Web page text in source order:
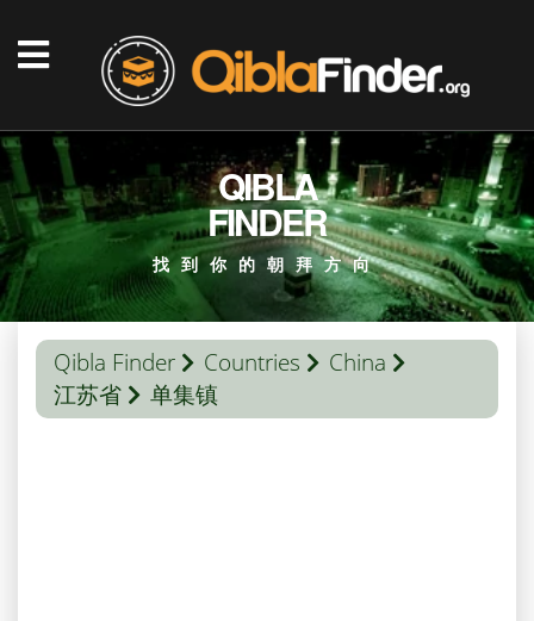
QIBLA
FINDER
找到你的朝拜方向
Qibla Finder Countries
China
江苏省
单集镇